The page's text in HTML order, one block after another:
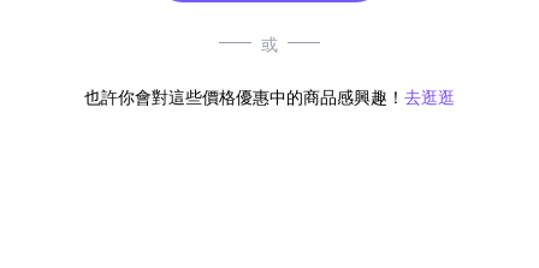
或
也許你會對這些價格優惠中的商品感興趣！ 去逛逛